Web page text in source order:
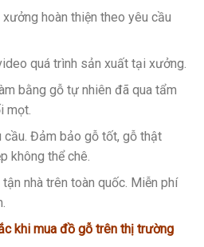
hoàn thiện theo yêu cầu
quá trình sản xuất tại xưởng.
bằng gỗ tự nhiên đã qua tẩm
mọt.
cầu. Đảm bảo gỗ tốt, gỗ thật
không thể chê.
nhà trên toàn quốc. Miễn phí
khi mua đồ gỗ trên thị trường